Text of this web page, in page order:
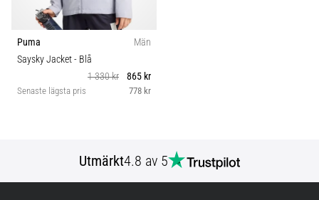
Puma
Män
Saysky Jacket- Blå
1 330 kr
865 kr
Senaste lägsta pris 778 kr
Utmärkt4.8 av 5